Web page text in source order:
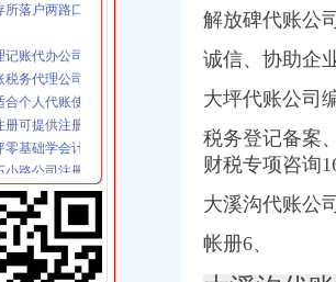
账代办公司,价比选亿源财税】价
税务代理公司注册可提供地址-直辖市重庆专利
个人代账使用财务软件_960教育_金蝶KIS-
可提供注册地址重庆慢牛专业服务-重庆公司
基础学会计可以吗
路公司注册-代账会计服务-爱喇叭网
？渝北代账公司电话？
户发展态势良好_网易新闻
司注册_分公司注销_代理记账_重庆进出口许
公司注册#营业执照代办#代办执照-百姓网
解放碑代账公
诚信、协助企
大坪代账公司
税务登记备案
财税专项咨询
大溪沟代账公
帐册6、